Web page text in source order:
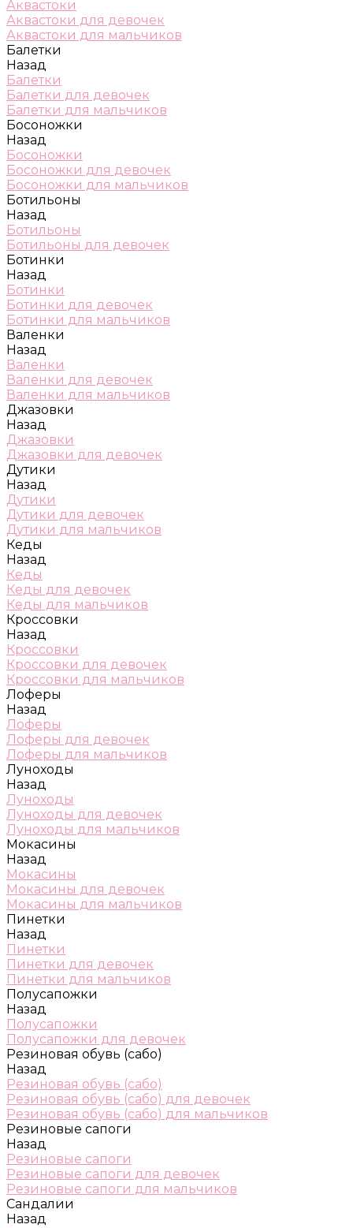
Аквастоки
Аквастоки для девочек
Аквастоки для мальчиков
Балетки
Назад
Балетки
Балетки для девочек
Балетки для мальчиков
Босоножки
Назад
Босоножки
Босоножки для девочек
Босоножки для мальчиков
Ботильоны
Назад
Ботильоны
Ботильоны для девочек
Ботинки
Назад
Ботинки
Ботинки для девочек
Ботинки для мальчиков
Валенки
Назад
Валенки
Валенки для девочек
Валенки для мальчиков
Джазовки
Назад
Джазовки
Джазовки для девочек
Дутики
Назад
Дутики
Дутики для девочек
Дутики для мальчиков
Кеды
Назад
Кеды
Кеды для девочек
Кеды для мальчиков
Кроссовки
Назад
Кроссовки
Кроссовки для девочек
Кроссовки для мальчиков
Лоферы
Назад
Лоферы
Лоферы для девочек
Лоферы для мальчиков
Луноходы
Назад
Луноходы
Луноходы для девочек
Луноходы для мальчиков
Мокасины
Назад
Мокасины
Мокасины для девочек
Мокасины для мальчиков
Пинетки
Назад
Пинетки
Пинетки для девочек
Пинетки для мальчиков
Полусапожки
Назад
Полусапожки
Полусапожки для девочек
Резиновая обувь (сабо)
Назад
Резиновая обувь (сабо)
Резиновая обувь (сабо) для девочек
Резиновая обувь (сабо) для мальчиков
Резиновые сапоги
Назад
Резиновые сапоги
Резиновые сапоги для девочек
Резиновые сапоги для мальчиков
Сандалии
Назад